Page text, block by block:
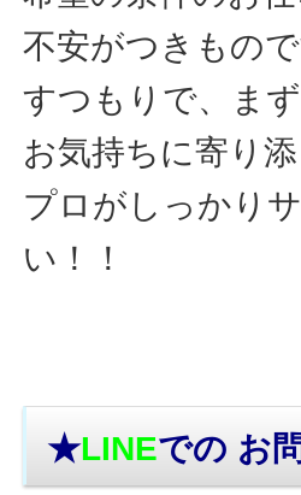
不安がつきもの
すつもりで、ま
お気持ちに寄り
プロがしっかり
い！！
★LINEでの お